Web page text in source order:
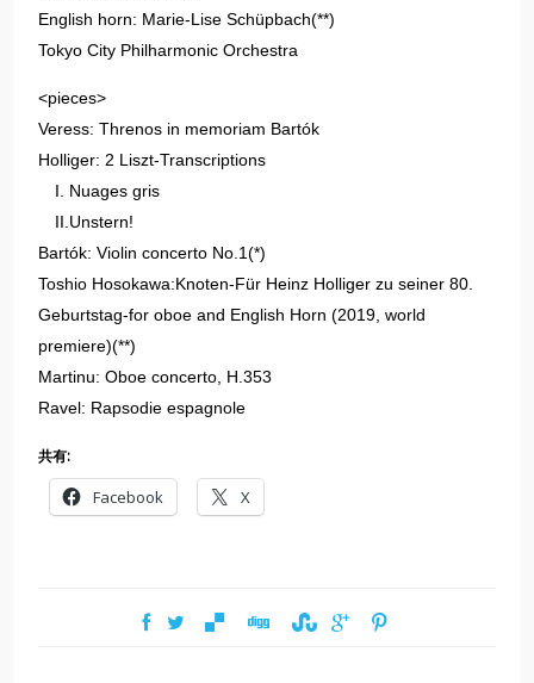
English horn: Marie-Lise Schüpbach(**)
Tokyo City Philharmonic Orchestra
<pieces>
Veress: Threnos in memoriam Bartók
Holliger: 2 Liszt-Transcriptions
I. Nuages gris
II.Unstern!
Bartók: Violin concerto No.1(*)
Toshio Hosokawa:Knoten-Für Heinz Holliger zu seiner 80.
Geburtstag-for oboe and English Horn (2019, world
premiere)(**)
Martinu: Oboe concerto, H.353
Ravel: Rapsodie espagnole
共有:
Facebook X